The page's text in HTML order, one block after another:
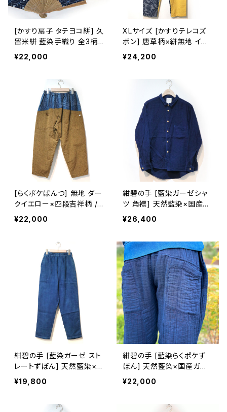
[かすり扇子 タテヨコ絣] 久
留米絣 藍染手織り 全3柄
池田絣工房 ※桐箱入り可
(別途200円)
¥22,000
XLサイズ [かすりテレコズ
ボン] 唐草柄×絣無地 イエ
ロー もんぺ風パンツ 柄部
分：藍染手織り久留米絣使
¥24,200
[らくポケぱんつ] 無地 ダー
クイエロー×四段吉祥柄 /
縞 ※柄部分：藍染手織り久
留米絣使用 池田絣工房
¥22,000
紺碧の手 [藍染ガーゼシャ
ツ 角襟] 天然藍染×国産ガ
ーゼ M・L ※職人手染め
¥26,400
紺碧の手 [藍染ガーゼ スト
レートずぼん] 天然藍染×国
産ガーゼ
¥19,800
紺碧の手 [藍染らくポケず
ぼん] 天然藍染×国産ガー
ゼ
¥22,000